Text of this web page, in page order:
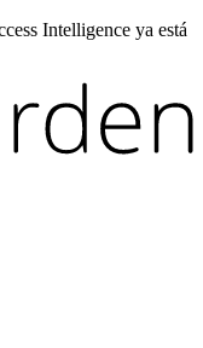
Intelligence ya está